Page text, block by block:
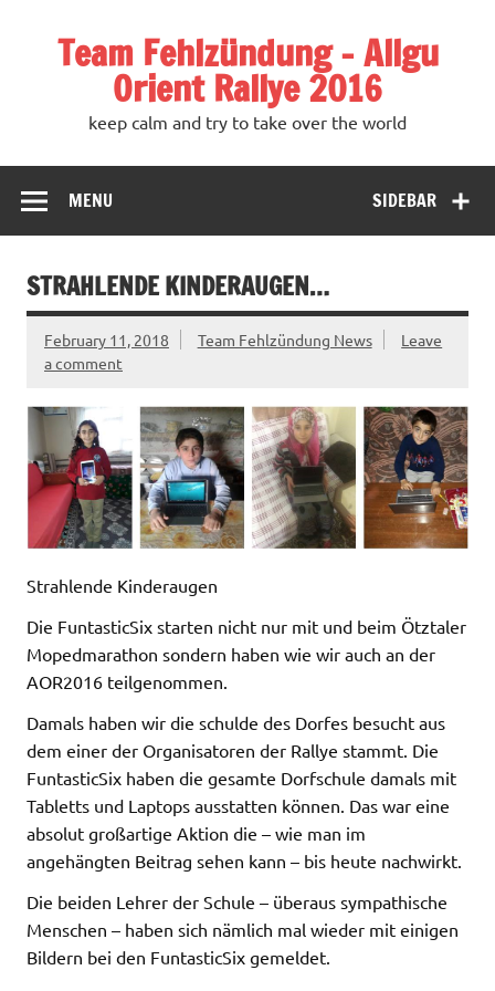
Team Fehlzündung – Allgu
Orient Rallye 2016
keep calm and try to take over the world
SIDEBAR
MENU
STRAHLENDE KINDERAUGEN…
February 11, 2018 Team Fehlzündung News
Leave
a comment
Strahlende Kinderaugen
Die FuntasticSix starten nicht nur mit und beim Ötztaler
Mopedmarathon sondern haben wie wir auch an der
AOR2016 teilgenommen.
Damals haben wir die schulde des Dorfes besucht aus
dem einer der Organisatoren der Rallye stammt. Die
FuntasticSix haben die gesamte Dorfschule damals mit
Tabletts und Laptops ausstatten können. Das war eine
absolut großartige Aktion die – wie man im
angehängten Beitrag sehen kann – bis heute nachwirkt.
Die beiden Lehrer der Schule – überaus sympathische
Menschen – haben sich nämlich mal wieder mit einigen
Bildern bei den FuntasticSix gemeldet.